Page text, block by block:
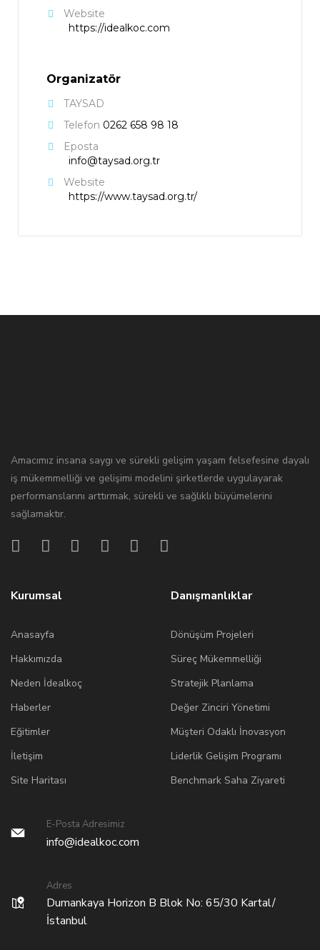
Website
https://idealkoc.com
Organizatör
TAYSAD
Telefon 0262 658 98 18
Eposta
info@taysad.org.tr
Website
https://www.taysad.org.tr/
Amacımız insana saygı ve sürekli gelişim yaşam felsefesine dayalı
iş mükemmelliği ve gelişimi modelini şirketlerde uygulayarak
performanslarını arttırmak, sürekli ve sağlıklı büyümelerini
sağlamaktır.
Kurumsal
Anasayfa
Hakkımızda
Neden İdealkoç
Haberler
Eğitimler
İletişim
Site Haritası
Danışmanlıklar
Dönüşüm Projeleri
Süreç Mükemmelliği
Stratejik Planlama
Değer Zinciri Yönetimi
Müşteri Odaklı İnovasyon
Liderlik Gelişim Programı
Benchmark Saha Ziyareti
E-Posta Adresimiz
info@idealkoc.com
Adres
Dumankaya Horizon B Blok No: 65/30 Kartal/
İstanbul